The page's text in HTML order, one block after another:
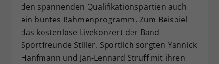
den spannenden Qualifikationspartien auch
ein buntes Rahmenprogramm. Zum Beispiel
das kostenlose Livekonzert der Band
Sportfreunde Stiller. Sportlich sorgten Yannick
Hanfmann und Jan-Lennard Struff mit ihren